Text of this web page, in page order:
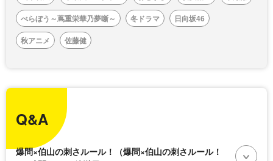
べらぼう～蔦重栄華乃夢噺～
冬ドラマ
日向坂46
秋アニメ
佐藤健
Q&A
爆問×伯山の刺さルール！（爆問×伯山の刺さルール！